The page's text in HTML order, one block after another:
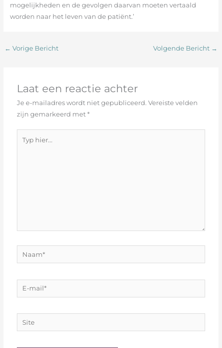
mogelijkheden en de gevolgen daarvan moeten vertaald
worden naar het leven van de patiënt.’
← Vorige Bericht Volgende Bericht →
Laat een reactie achter
Je e-mailadres wordt niet gepubliceerd. Vereiste velden
zijn gemarkeerd met*
hier...
Naam*
E-
mail*
Site